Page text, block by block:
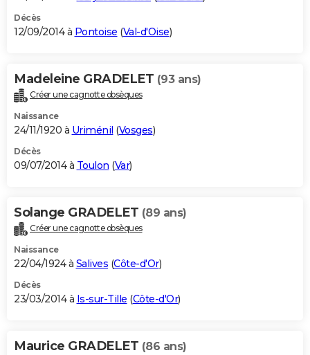
Décès
12/09/2014 à Pontoise (Val-d'Oise)
Madeleine GRADELET (93 ans)
Créer une cagnotte obsèques
Naissance
24/11/1920 à Uriménil (Vosges)
Décès
09/07/2014 à Toulon (Var)
Solange GRADELET (89 ans)
Créer une cagnotte obsèques
Naissance
22/04/1924 à Salives (Côte-d'Or)
Décès
23/03/2014 à Is-sur-Tille (Côte-d'Or)
Maurice GRADELET (86 ans)